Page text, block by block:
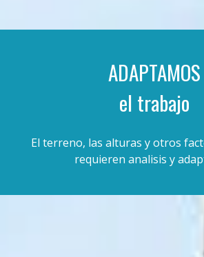
ADAPTAMOS
el trabajo
El terreno, las alturas y otros
requieren analisis y